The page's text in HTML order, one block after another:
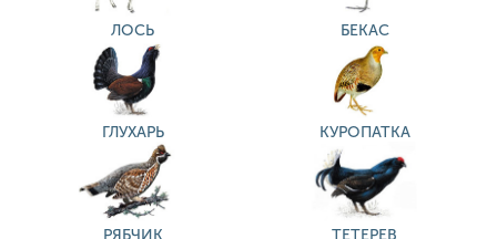
ЛОСЬ БЕКАС
ГЛУХАРЬ КУРОПАТКА
РЯБЧИК ТЕТЕРЕВ